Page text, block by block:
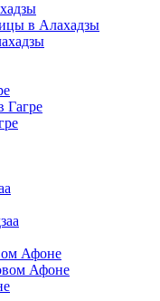
в Алахадзы
Гагре
Афоне
Афоне